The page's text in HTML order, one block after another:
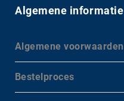
Algemene informatie
Algemene voorwaarden
Bestelproces